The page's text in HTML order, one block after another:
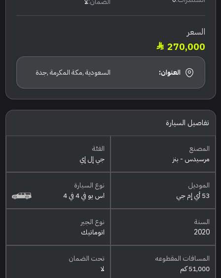
السعر
270,000
العنوان: السعودية ,مكة المكرمة ,جدة
تفاصيل السيارة
المصنع
مرسيدس - بنز
الفئة
جي إل إي
الموديل
53 أي إم جي
نوع السيارة
اس يو في 4 في 4
السنة
2020
نوع الجير
اتوماتيك
المسافات المقطوعه
51,000 كم
تحت الضمان
لا